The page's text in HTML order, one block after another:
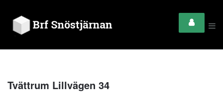
Tvättrum Lillvägen 34